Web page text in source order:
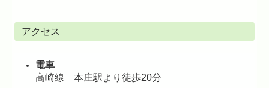
アクセス
電車
高崎線 本庄駅より徒歩20分